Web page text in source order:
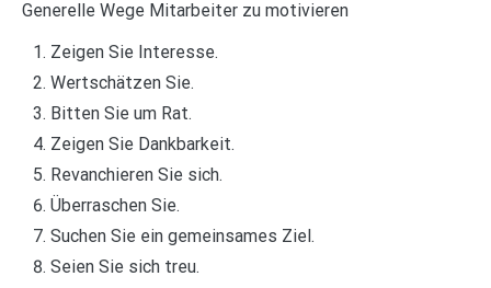
Generelle Wege Mitarbeiter zu motivieren
Zeigen Sie Interesse.
Wertschätzen Sie.
Bitten Sie um Rat.
Zeigen Sie Dankbarkeit.
Revanchieren Sie sich.
Überraschen Sie.
Suchen Sie ein gemeinsames Ziel.
Seien Sie sich treu.